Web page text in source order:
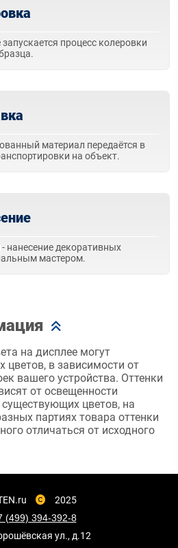
процесс колеровки
материал передаётся в
на объект.
нанесение декоративных
мастером.
на дисплее могут
цветов, в зависимости от
вашего устройства. Оттенки
от освещенности
цветов, на
партиях товара оттенки
отличаться от исходного
2025
(499) 394-392-8
ул., д.12